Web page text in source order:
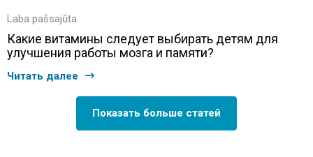
Laba pašsajūta
Какие витамины следует выбирать детям для
улучшения работы мозга и памяти?
Читать далее
Показать больше статей